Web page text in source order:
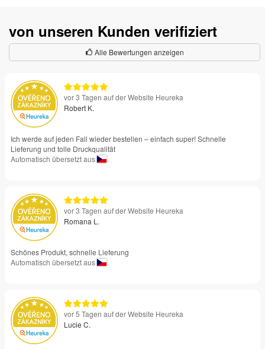
von unseren Kunden verifiziert
Alle Bewertungen anzeigen
vor 3 Tagen auf der Website Heureka
Robert K.
Ich werde auf jeden Fall wieder bestellen – einfach super! Schnelle
Lieferung und tolle Druckqualität
Automatisch übersetzt aus
vor 3 Tagen auf der Website Heureka
Romana L.
Schönes Produkt, schnelle Lieferung
Automatisch übersetzt aus
vor 5 Tagen auf der Website Heureka
Lucie C.